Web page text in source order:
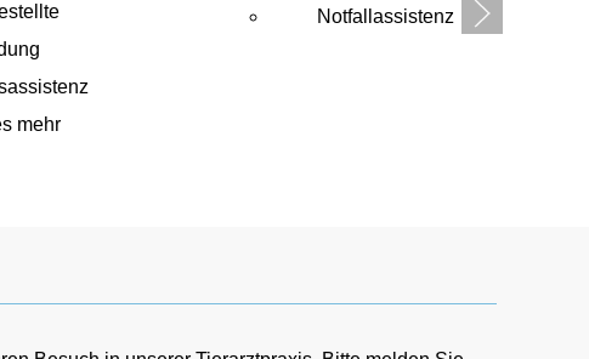
mehr
Notfallassistenz